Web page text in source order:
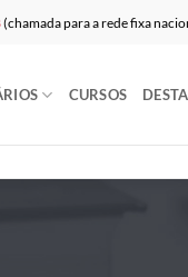
(chamada para a rede fixa
CURSOS